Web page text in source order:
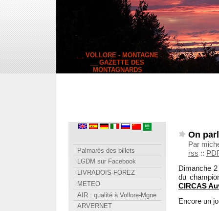
__ VOLLORE - MONTAGNE
__ GAZETTE DES
MONTAGNARDS
On
Par
rss ::
Dimanche
du
CIRCAS
Encore un
Palmarès des billets
LGDM sur Facebook
LIVRADOIS-FOREZ
METEO
AIR : qualité à Vollore-Mgne
ARVERNET